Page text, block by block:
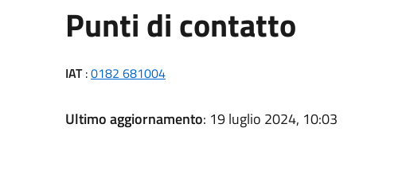
Punti di contatto
IAT:0182 681004
Ultimo aggiornamento: 19 luglio 2024, 10:03